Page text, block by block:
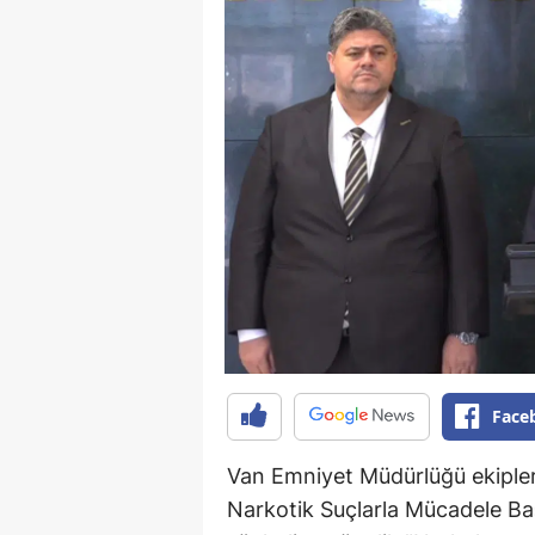
Van Emniyet Müdürlüğü
Narkotik Suçlarla Mücadele